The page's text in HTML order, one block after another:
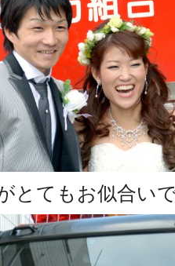
とてもお似合い